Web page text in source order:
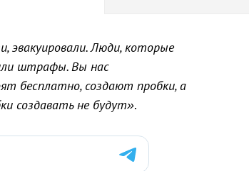
эвакуировали. Люди, которые
штрафы. Вы нас
бесплатно, создают пробки, а
создавать не будут».